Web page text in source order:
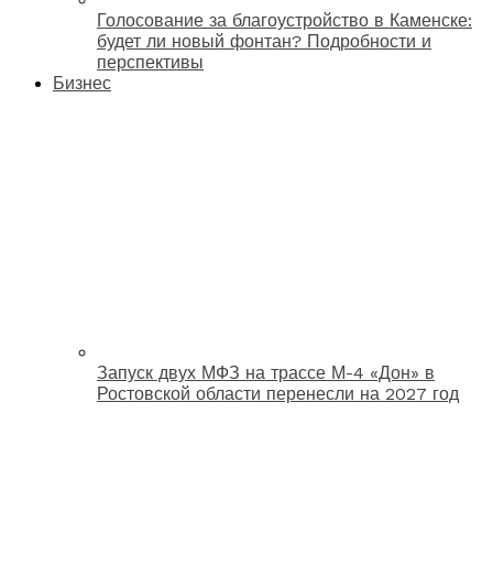
Голосование за благоустройство в Каменске:
будет ли новый фонтан? Подробности и
перспективы
Бизнес
Запуск двух МФЗ на трассе М-4 «Дон» в
Ростовской области перенесли на 2027 год